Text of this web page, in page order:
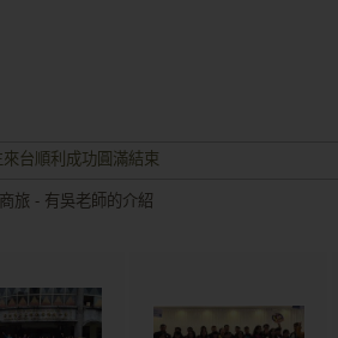
台順利成功圓滿結束
團於大陸多地受到盛大歡迎並且已有多個項目落
台順利成功圓滿結束
團於大陸多地受到盛大歡迎並且已有多個項目落
旅 - 有吳老師的介紹